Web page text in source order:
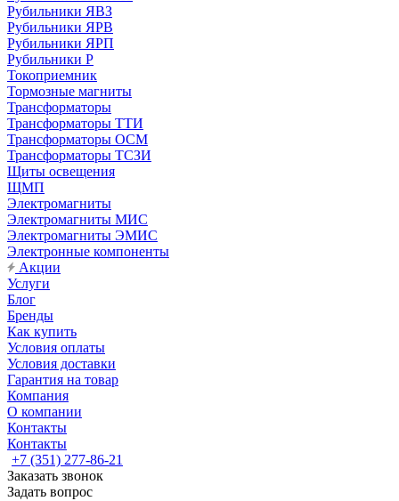
Рубильники ЯВЗ
Рубильники ЯРВ
Рубильники ЯРП
Рубильники Р
Токоприемник
Тормозные магниты
Трансформаторы
Трансформаторы ТТИ
Трансформаторы ОСМ
Трансформаторы ТСЗИ
Щиты освещения
ЩМП
Электромагниты
Электромагниты МИС
Электромагниты ЭМИС
Электронные компоненты
Акции
Услуги
Блог
Бренды
Как купить
Условия оплаты
Условия доставки
Гарантия на товар
Компания
О компании
Контакты
Контакты
+7 (351) 277-86-21
Заказать звонок
Задать вопрос